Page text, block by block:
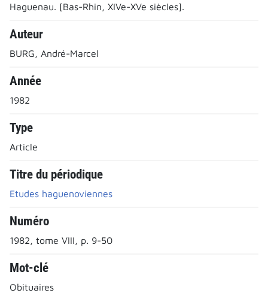
Haguenau. [Bas-Rhin, XIVe-XVe siècles].
Auteur
BURG, André-Marcel
Année
1982
Type
Article
Titre du périodique
Etudes haguenoviennes
Numéro
1982, tome VIII, p. 9-50
Mot-clé
Obituaires